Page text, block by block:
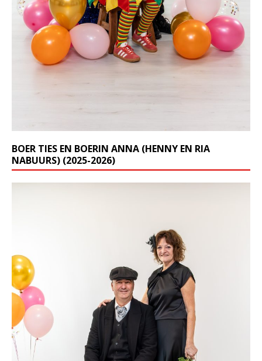
BOER TIES EN BOERIN ANNA (HENNY EN RIA
NABUURS) (2025-2026)